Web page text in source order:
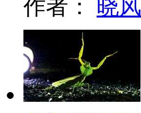
作者： 晓风